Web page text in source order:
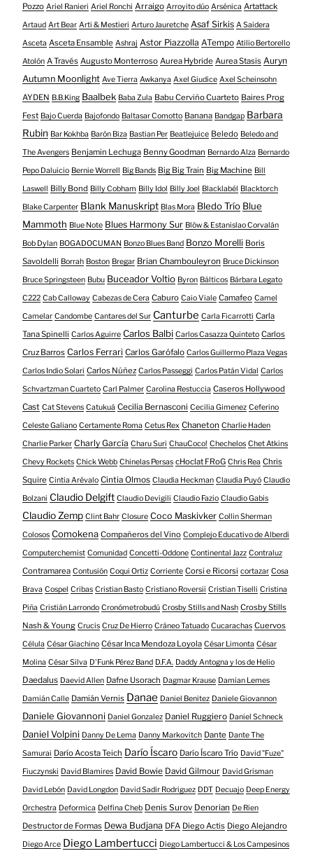
Pozzo Ariel Ranieri Ariel Ronchi Arraigo Arroyito dúo Arsénica Artattack
Artaud Art Bear Arti & Mestieri Arturo Jauretche Asaf Sirkis A Saidera
Asceta Asceta Ensamble Ashraj Astor Piazzolla ATempo Atilio Bertorello
Atolón A Través Augusto Monterroso Aurea Hybride Aurea Stasis Auryn
Autumn Moonlight Ave Tierra Awkanya Axel Giudice Axel Scheinsohn
AYDEN B.B.King Baalbek Baba Zula Babu Cerviño Cuarteto Baires Prog
Fest Bajo Cuerda Bajofondo Baltasar Comotto Banana Bandgap Barbara
Rubin Bar Kokhba Barón Biza Bastian Per Beatlejuice Beledo Beledo and
The Avengers Benjamin Lechuga Benny Goodman Bernardo Alza Bernardo
Pepo Daluicio Bernie Worrell Big Bands Big Big Train Big Machine Bill
Laswell Billy Bond Billy Cobham Billy Idol Billy Joel Blacklabél Blacktorch
Blake Carpenter Blank Manuskript Blas Mora Bledo Trío Blue
Mammoth Blue Note Blues Harmony Sur Blöw & Estanislao Corvalán
Bob Dylan BOGADOCUMAN Bonzo Blues Band Bonzo Morelli Boris
Savoldelli Borrah Boston Bregar Brian Chambouleyron Bruce Dickinson
Bruce Springsteen Bubu Buceador Voltio Byron Bálticos Bárbara Legato
C222 Cab Calloway Cabezas de Cera Caburo Caio Viale Camafeo Camel
Camelar Candombe Cantares del Sur Canturbe Carla Ficarrotti Carla
Tana Spinelli Carlos Aguirre Carlos Balbi Carlos Casazza Quinteto Carlos
Cruz Barros Carlos Ferrari Carlos Garófalo Carlos Guillermo Plaza Vegas
Carlos Indio Solari Carlos Núñez Carlos Passeggi Carlos Patán Vidal Carlos
Schvartzman Cuarteto Carl Palmer Carolina Restuccia Caseros Hollywood
Cast Cat Stevens Catukuá Cecilia Bernasconi Cecilia Gimenez Ceferino
Celeste Galiano Certamente Roma Cetus Rex Chaneton Charlie Haden
Charlie Parker Charly García Charu Suri ChauCoco! Chechelos Chet Atkins
Chevy Rockets Chick Webb Chinelas Persas cHoclat FRoG Chris Rea Chris
Squire Cintia Arévalo Cintia Olmos Claudia Heckman Claudia Puyó Claudio
Bolzani Claudio Delgift Claudio Devigili Claudio Fazio Claudio Gabis
Claudio Zemp Clint Bahr Closure Coco Maskivker Collin Sherman
Colosos Comokena Compañeros del Vino Complejo Educativo de Alberdi
Computerchemist Comunidad Concetti-Oddone Continental Jazz Contraluz
Contramarea Contusión Coqui Ortiz Corriente Corsi e Ricorsi cortazar Cosa
Brava Cospel Cribas Cristian Basto Cristiano Roversii Cristian Tiselli Cristina
Piña Cristián Larrondo Cronómetrobudú Crosby Stills and Nash Crosby Stills
Nash & Young Crucis Cruz De Hierro Cráneo Tatuado Cucarachas Cuervos
Célula César Giachino César Inca Mendoza Loyola César Limonta César
Molina César Silva D'Funk Pérez Band D.F.A. Daddy Antogna y los de Helio
Daedalus Daevid Allen Dafne Usorach Dagmar Krause Damian Lemes
Damián Calle Damián Vernis Danae Daniel Benitez Daniele Giovannon
Daniele Giovannoni Daniel Gonzalez Daniel Ruggiero Daniel Schneck
Daniel Volpini Danny De Lema Danny Markovitch Dante Dante The
Samurai Darío Acosta Teich Darío Íscaro Darío Íscaro Trío David "Fuze"
Fiuczynski David Blamires David Bowie David Gilmour David Grisman
David Lebón David Longdon David Sadir Rodriguez DDT Decuajo Deep Energy
Orchestra Deformica Delfina Cheb Denis Surov Denorian De Rien
Destructor de Formas Dewa Budjana DFA Diego Actis Diego Alejandro
Diego Arce Diego Lambertucci Diego Lambertucci & Los Campesinos